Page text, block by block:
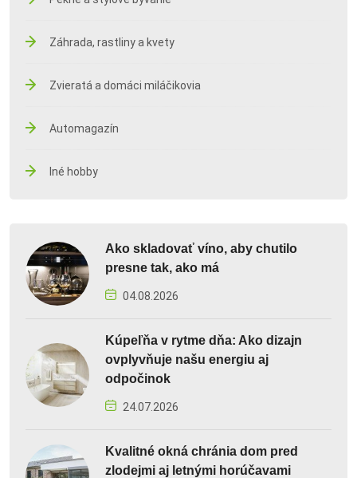
Záhrada, rastliny a kvety
Zvieratá a domáci miláčikovia
Automagazín
Iné hobby
Ako skladovať víno, aby chutilo
presne tak, ako má
04.08.2026
Kúpeľňa v rytme dňa: Ako dizajn
ovplyvňuje našu energiu aj
odpočinok
24.07.2026
Kvalitné okná chránia dom pred
zlodejmi aj letnými horúčavami